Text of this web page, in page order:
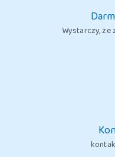
Wystarczy, że